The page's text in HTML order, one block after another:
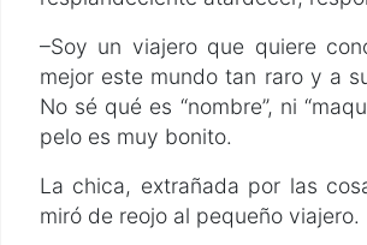
–Soy un viajero que quiere
mejor este mundo tan raro y a
No sé qué es “nombre”, ni
pelo es muy bonito.
La chica, extrañada por las
miró de reojo al pequeño viajero.